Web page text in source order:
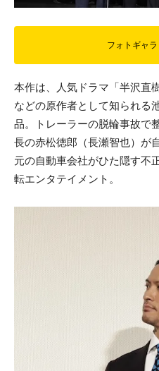
フォトギャ
本作は、人気ドラマ「半沢直
などの原作者として知られる
品。トレーラーの脱輪事故で
長の赤松徳郎（長瀬智也）が
元の自動車会社がひた隠す不
転エンタテイメント。